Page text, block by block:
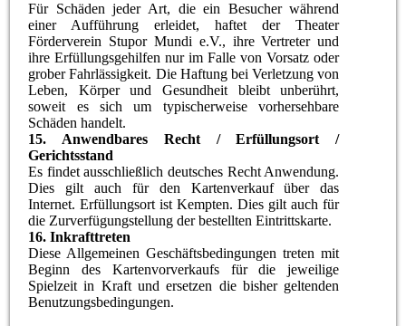
Für Schäden jeder Art, die ein Besucher während
einer Aufführung erleidet, haftet der Theater
Förderverein Stupor Mundi e.V., ihre Vertreter und
ihre Erfüllungsgehilfen nur im Falle von Vorsatz oder
grober Fahrlässigkeit. Die Haftung bei Verletzung von
Leben, Körper und Gesundheit bleibt unberührt,
soweit es sich um typischerweise vorhersehbare
Schäden handelt.
15. Anwendbares Recht / Erfüllungsort /
Gerichtsstand
Es findet ausschließlich deutsches Recht Anwendung.
Dies gilt auch für den Kartenverkauf über das
Internet. Erfüllungsort ist Kempten. Dies gilt auch für
die Zurverfügungstellung der bestellten Eintrittskarte.
16.Inkrafttreten
Diese Allgemeinen Geschäftsbedingungen treten mit
Beginn des Kartenvorverkaufs für die jeweilige
Spielzeit in Kraft und ersetzen die bisher geltenden
Benutzungsbedingungen.